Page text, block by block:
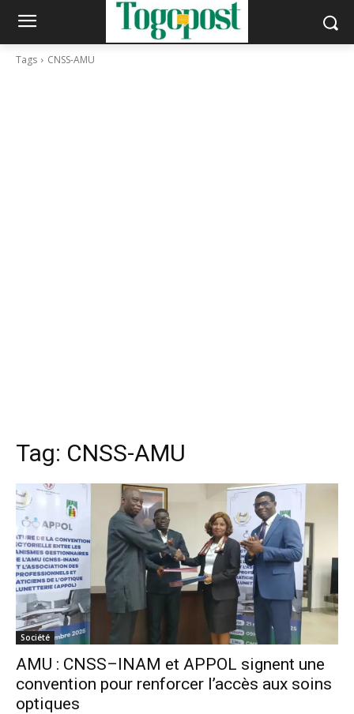
Tags CNSS-AMU
Tag: CNSS-AMU
Société
AMU : CNSS–INAM et APPOL signent une
convention pour renforcer l’accès aux soins
optiques